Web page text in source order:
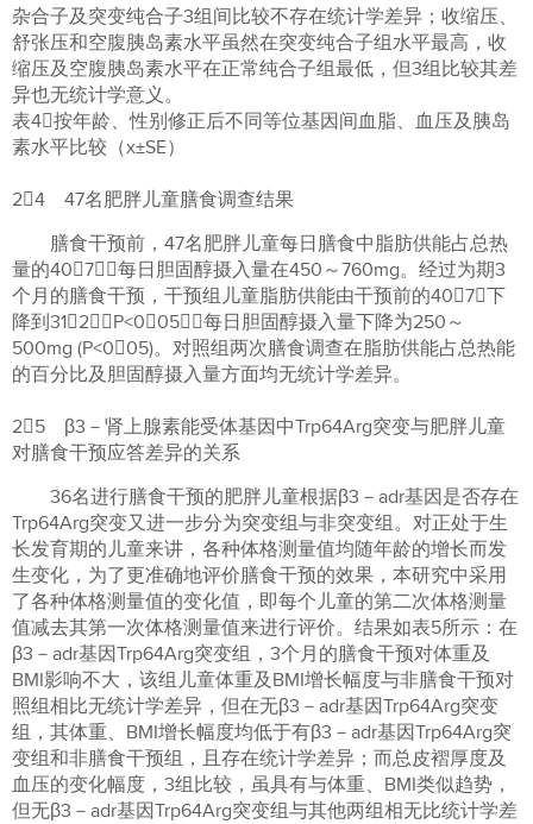
杂合子及突变纯合子3组间比较不存在统计学差异；收缩压、
舒张压和空腹胰岛素水平虽然在突变纯合子组水平最高，收
缩压及空腹胰岛素水平在正常纯合子组最低，但3组比较其差
异也无统计学意义。
表4按年龄、性别修正后不同等位基因间血脂、血压及胰岛
素水平比较（x±SE）
24 47名肥胖儿童膳食调查结果
膳食干预前，47名肥胖儿童每日膳食中脂肪供能占总热
量的407％，每日胆固醇摄入量在450～760mg。经过为期3
个月的膳食干预，干预组儿童脂肪供能由干预前的407％下
降到312％（P<005），每日胆固醇摄入量下降为250～
500mg (P<005)。对照组两次膳食调查在脂肪供能占总热能
的百分比及胆固醇摄入量方面均无统计学差异。
25 β3－肾上腺素能受体基因中Trp64Arg突变与肥胖儿童
对膳食干预应答差异的关系
36名进行膳食干预的肥胖儿童根据β3－adr基因是否存在
Trp64Arg突变又进一步分为突变组与非突变组。对正处于生
长发育期的儿童来讲，各种体格测量值均随年龄的增长而发
生变化，为了更准确地评价膳食干预的效果，本研究中采用
了各种体格测量值的变化值，即每个儿童的第二次体格测量
值减去其第一次体格测量值来进行评价。结果如表5所示：在
β3－adr基因Trp64Arg突变组，3个月的膳食干预对体重及
BMI影响不大，该组儿童体重及BMI增长幅度与非膳食干预对
照组相比无统计学差异，但在无β3－adr基因Trp64Arg突变
组，其体重、BMI增长幅度均低于有β3－adr基因Trp64Arg突
变组和非膳食干预组，且存在统计学差异；而总皮褶厚度及
血压的变化幅度，3组比较，虽具有与体重、BMI类似趋势，
但无β3－adr基因Trp64Arg突变组与其他两组相无比统计学差